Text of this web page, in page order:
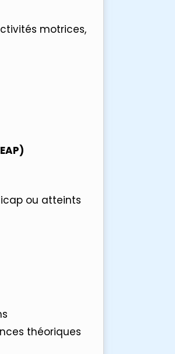
motrices,
ou atteints
théoriques